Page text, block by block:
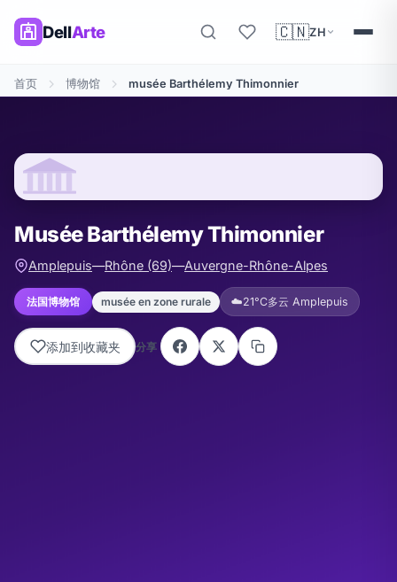
DellArte 🇨🇳ZH
首页 博物馆 musée Barthélemy Thimonnier
Musée Barthélemy Thimonnier
Amplepuis—Rhône (69)—Auvergne-Rhône-Alpes
法国博物馆 musée en zone rurale ☁️21°C多云 Amplepuis
添加到收藏夹 分享